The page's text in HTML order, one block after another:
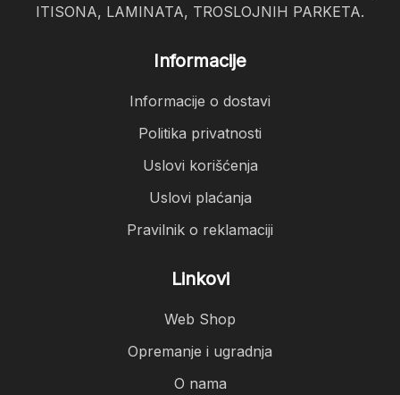
ITISONA, LAMINATA, TROSLOJNIH PARKETA.
Informacije
Informacije o dostavi
Politika privatnosti
Uslovi korišćenja
Uslovi plaćanja
Pravilnik o reklamaciji
Linkovi
Web Shop
Opremanje i ugradnja
O nama